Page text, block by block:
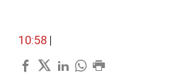
10:58 |